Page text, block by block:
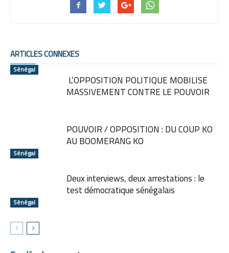
ARTICLES CONNEXES
Sénégal
L’OPPOSITION POLITIQUE MOBILISE
MASSIVEMENT CONTRE LE POUVOIR
Sénégal
POUVOIR / OPPOSITION : DU COUP KO
AU BOOMERANG KO
Sénégal
Deux interviews, deux arrestations : le
test démocratique sénégalais